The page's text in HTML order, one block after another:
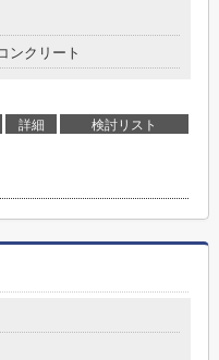
ンクリート
詳細 検討リスト